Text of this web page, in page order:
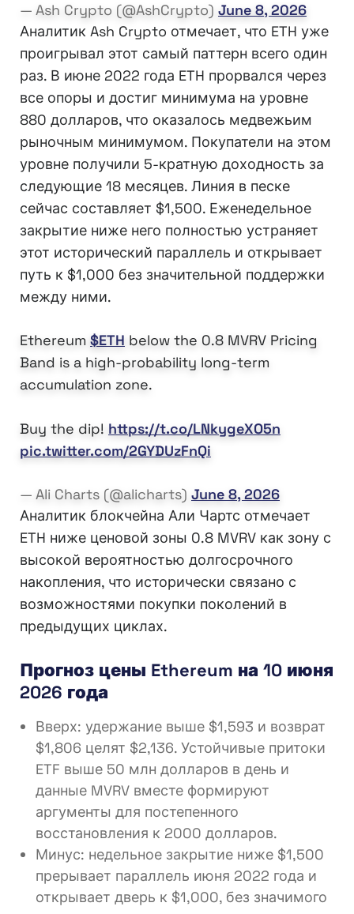
— Ash Crypto (@AshCrypto) June 8, 2026
Аналитик Ash Crypto отмечает, что ETH уже
проигрывал этот самый паттерн всего один
раз. В июне 2022 года ETH прорвался через
все опоры и достиг минимума на уровне
880 долларов, что оказалось медвежьим
рыночным минимумом. Покупатели на этом
уровне получили 5-кратную доходность за
следующие 18 месяцев. Линия в песке
сейчас составляет $1,500. Еженедельное
закрытие ниже него полностью устраняет
этот исторический параллель и открывает
путь к $1,000 без значительной поддержки
между ними.
Ethereum $ETH below the 0.8 MVRV Pricing
Band is a high-probability long-term
accumulation zone.
Buy the dip! https://t.co/LNkygeXO5n
pic.twitter.com/2GYDUzFnQi
— Ali Charts (@alicharts) June 8, 2026
Аналитик блокчейна Али Чартс отмечает
ETH ниже ценовой зоны 0.8 MVRV как зону с
высокой вероятностью долгосрочного
накопления, что исторически связано с
возможностями покупки поколений в
предыдущих циклах.
Прогноз цены Ethereum на 10 июня
2026 года
Вверх: удержание выше $1,593 и возврат
$1,806 целят $2,136. Устойчивые притоки
ETF выше 50 млн долларов в день и
данные MVRV вместе формируют
аргументы для постепенного
восстановления к 2000 долларов.
Минус: недельное закрытие ниже $1,500
прерывает параллель июня 2022 года и
открывает дверь к $1,000, без значимого